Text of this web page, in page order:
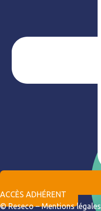
ACCÈS ADHÉRENT
© Reseco –Mentions légales